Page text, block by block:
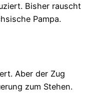
Bisher rauscht
Pampa.
Aber der Zug
zum Stehen.